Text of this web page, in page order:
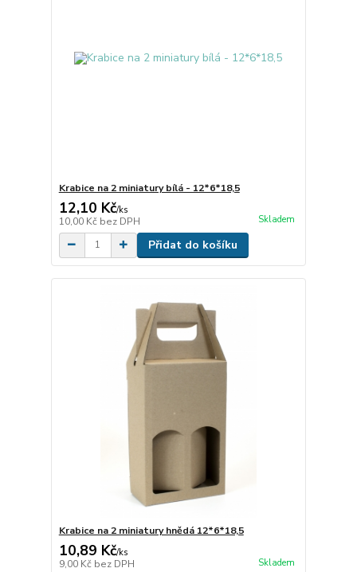
Krabice na 2 miniatury bílá - 12*6*18,5
12,10 Kč/ks
10,00 Kč bez DPH Skladem
Přidat do košíku
Krabice na 2 miniatury hnědá 12*6*18,5
10,89 Kč/ks
9,00 Kč bez DPH Skladem